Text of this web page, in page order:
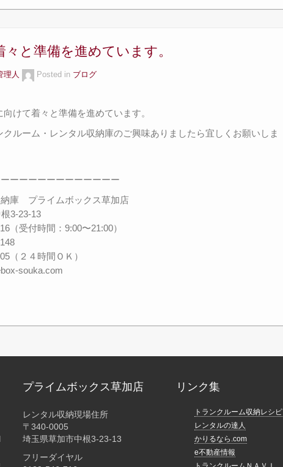
と準備を進めています。
理人 Posted in ブログ
けて着々と準備を進めています。
ルーム・レンタル収納庫のご興味ありましたら宜しくお願いしま
ーーーーーーーーーーーー
納庫 プライムボックス草加店
3-23-13
（受付時間：9:00〜21:00）
２４時間ＯＫ）
souka.com
プライムボックス草加店
レンタル収納現場住所
〒340-0005
埼玉県草加市中根3-23-13
フリーダイヤル
リンク集
トランクルーム収納レシピ
レンタルの達人
かりるなら.com
e不動産情報